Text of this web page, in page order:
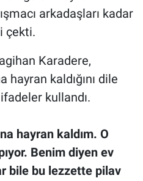
arkadaşları kadar
çekti.
Karadere,
hayran kaldığını dile
kullandı.
hayran kaldım. O
Benim diyen ev
bile bu lezzette pilav